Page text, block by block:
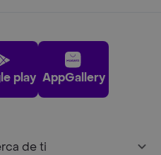
play AppGallery
de ti